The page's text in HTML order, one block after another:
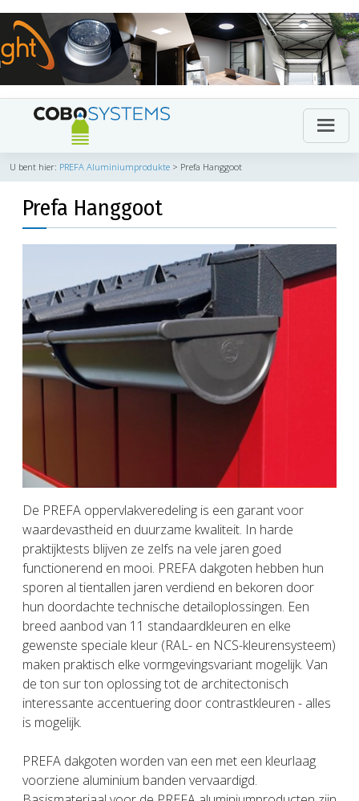
U bent hier: PREFA Aluminiumprodukte > Prefa Hanggoot
Prefa Hanggoot
De PREFA oppervlakveredeling is een garant voor
waardevastheid en duurzame kwaliteit. In harde
praktijktests blijven ze zelfs na vele jaren goed
functionerend en mooi. PREFA dakgoten hebben hun
sporen al tientallen jaren verdiend en bekoren door
hun doordachte technische detailoplossingen. Een
breed aanbod van 11 standaardkleuren en elke
gewenste speciale kleur (RAL- en NCS-kleurensysteem)
maken praktisch elke vormgevingsvariant mogelijk. Van
de ton sur ton oplossing tot de architectonisch
interessante accentuering door contrastkleuren - alles
is mogelijk.
PREFA dakgoten worden van een met een kleurlaag
voorziene aluminium banden vervaardigd.